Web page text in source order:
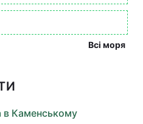
Всі моря
в Каменському